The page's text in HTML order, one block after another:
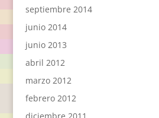
septiembre 2014
junio 2014
junio 2013
abril 2012
marzo 2012
febrero 2012
diciembre 2011